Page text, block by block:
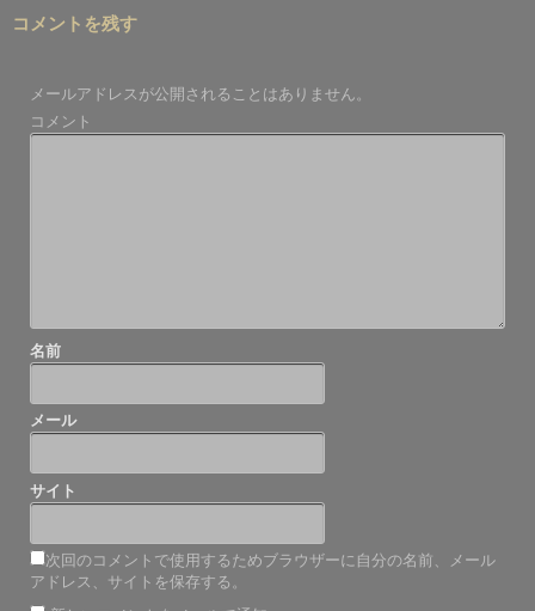
ナ
ゲ
ー
コメントを残す
メールアドレスが公開されることはありません。
コメント
名前
メール
サイト
次回のコメントで使用するためブラウザーに自分の名前、メール
アドレス、サイトを保存する。